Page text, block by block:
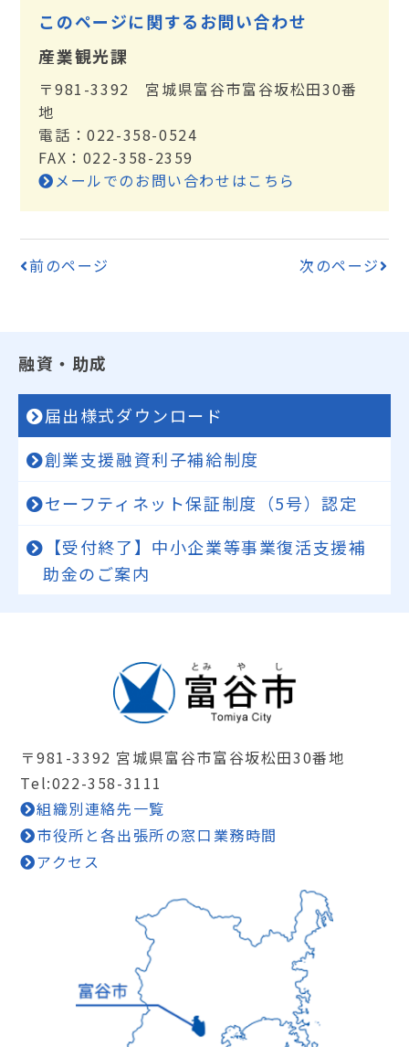
このページに関するお問い合わせ
産業観光課
〒981-3392 宮城県富谷市富谷坂松田30番
地
電話：022-358-0524
FAX：022-358-2359
メールでのお問い合わせはこちら
前のページ 次のページ
融資・助成
届出様式ダウンロード
創業支援融資利子補給制度
セーフティネット保証制度（5号）認定
【受付終了】中小企業等事業復活支援補
助金のご案内
〒981-3392 宮城県富谷市富谷坂松田30番地
Tel:022-358-3111
組織別連絡先一覧
市役所と各出張所の窓口業務時間
アクセス